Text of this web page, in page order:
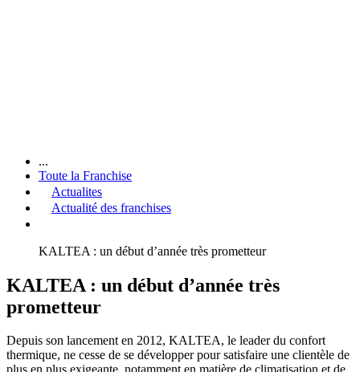
...
Toute la Franchise
Actualites
Actualité des franchises
KALTEA : un début d’année très prometteur
KALTEA : un début d’année très
prometteur
Depuis son lancement en 2012, KALTEA, le leader du confort
thermique, ne cesse de se développer pour satisfaire une clientèle de